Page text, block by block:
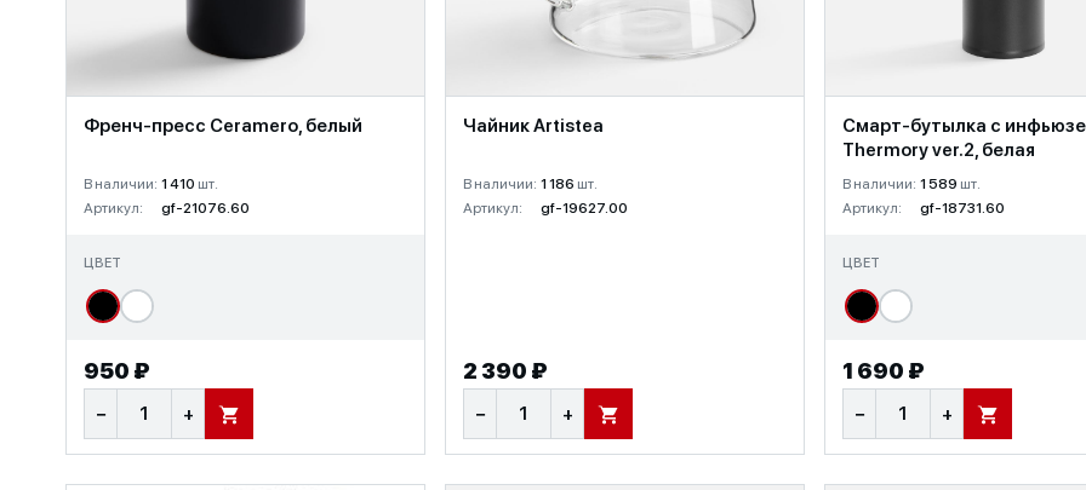
Френч-пресс Ceramero, белый
В наличии: 1 410 шт.
Артикул:
gf-21076.60
ЦВЕТ
950 ₽
− + В КОРЗИНУ
Чайник Artistea
В наличии: 1 186 шт.
Артикул:
gf-19627.00
2 390 ₽
− + В КОРЗИНУ
Смарт-бутылка с
Thermory ver.2, белая
В наличии: 1 589 шт.
Артикул:
gf-18731.60
ЦВЕТ
1 690 ₽
− + В КОРЗИНУ